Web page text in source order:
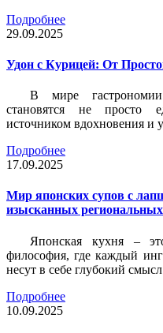
Подробнее
29.09.2025
Удон с Курицей: От
В мире
становятся не просто
источником вдохновения и
Подробнее
17.09.2025
Мир японских супов с
изысканных
Японская кухня –
философия, где каждый
несут в себе глубокий
Подробнее
10.09.2025